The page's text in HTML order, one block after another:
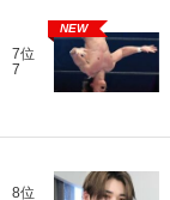
7位
7
NEW
8位